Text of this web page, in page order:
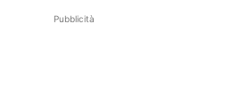
Pubblicità